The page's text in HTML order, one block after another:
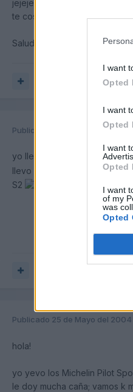
I want
Opted
I want
Opted
I want
Opted
I want
of my
was
Opted
jejeje) y los acelerones.
te costarían menos y te
Saludos
Publicado 25 de Mayo del 2004
yo llevo tambien los PZERO
llevo un "torito"
S2
Publicado 25 de Mayo del 2004
hola!
yo yevo los Michelin Pilot
le doy mucha caña; vamos k